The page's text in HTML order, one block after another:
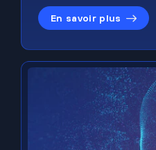
En savoir plus